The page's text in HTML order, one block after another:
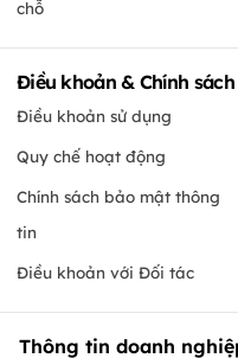
chỗ
Điều khoản & Chính sách
Điều khoản sử dụng
Quy chế hoạt động
Chính sách bảo mật thông
tin
Điều khoản với Đối tác
Thông tin doanh